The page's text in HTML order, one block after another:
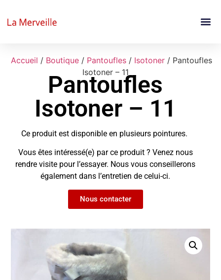
Accueil / Boutique / Pantoufles / Isotoner / Pantoufles
Isotoner – 11
Pantoufles
Isotoner – 11
Ce produit est disponible en plusieurs pointures.
Vous êtes intéressé(e) par ce produit ? Venez nous
rendre visite pour l’essayer. Nous vous conseillerons
également dans l’entretien de celui-ci.
Nous contacter